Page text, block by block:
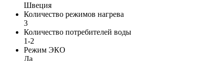
Швеция
Количество режимов нагрева
3
Количество потребителей воды
1-2
Режим ЭКО
Да